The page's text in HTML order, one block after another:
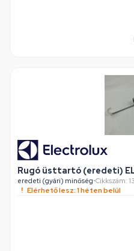
Rugó üsttartó (eredeti)
eredeti (gyári) minőség•Cikkszám:
Elérhető lesz: 1 héten belül